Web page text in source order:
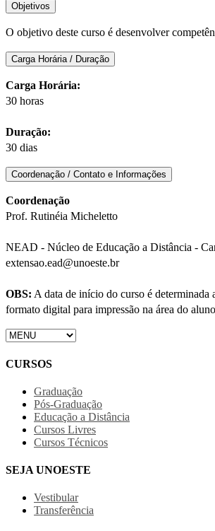
Objetivos
O objetivo deste curso é desenvolver
Carga Horária / Duração
Carga Horária:
30 horas
Duração:
30 dias
Coordenação / Contato e Informações
Coordenação
Prof. Rutinéia Micheletto
NEAD - Núcleo de Educação a Distância -
extensao.ead@unoeste.br
OBS: A data de início do curso é determinada
formato digital para impressão na área do
CURSOS
Graduação
Pós-Graduação
Educação a Distância
Cursos Livres
Cursos Técnicos
SEJA UNOESTE
Vestibular
Transferência